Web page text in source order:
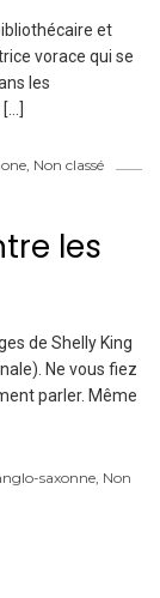
et
vorace qui se
les
Non classé
les
de Shelly King
Ne vous fiez
parler. Même
saxonne Non